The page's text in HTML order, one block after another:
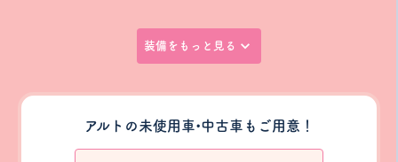
装備をもっと見る
アルトの未使用車•中古車もご用意！